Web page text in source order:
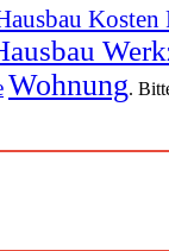
Kosten
Wohnung.